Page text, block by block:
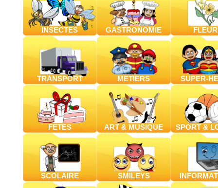
INSECTES GASTRONOMIE
TRANSPORT METIERS SUPER-
FETES ART & MUSIQUE SPORT &
SCOLAIRE SMILEYS